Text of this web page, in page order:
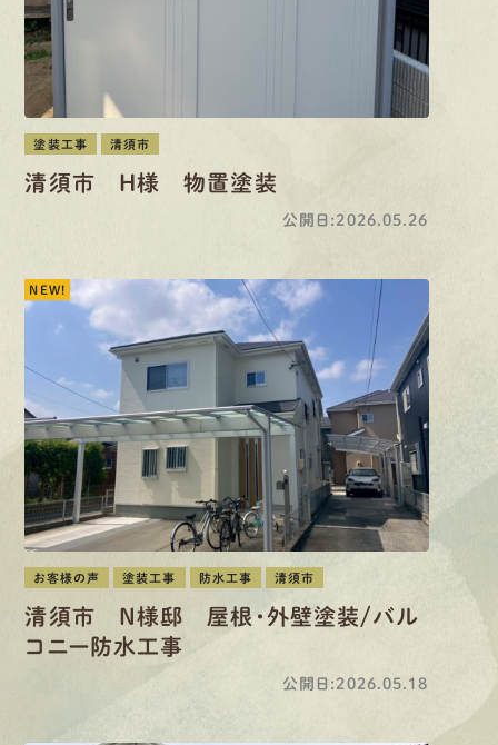
塗装工事 清須市
清須市 H様 物置塗装
公開日:2026.05.26
NEW!
お客様の声 塗装工事 防水工事 清須市
清須市 N様邸 屋根・外壁塗装/バル
コニー防水工事
公開日:2026.05.18